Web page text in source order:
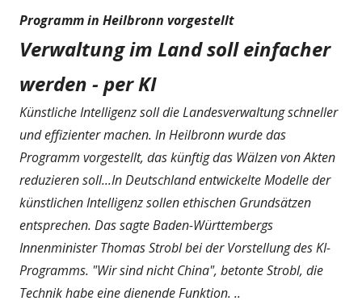
Programm in Heilbronn vorgestellt
Verwaltung im Land soll einfacher
werden - per KI
Künstliche Intelligenz soll die Landesverwaltung schneller
und effizienter machen. In Heilbronn wurde das
Programm vorgestellt, das künftig das Wälzen von Akten
reduzieren soll...In Deutschland entwickelte Modelle der
künstlichen Intelligenz sollen ethischen Grundsätzen
entsprechen. Das sagte Baden-Württembergs
Innenminister Thomas Strobl bei der Vorstellung des KI-
Programms. "Wir sind nicht China", betonte Strobl, die
Technik habe eine dienende Funktion. ..